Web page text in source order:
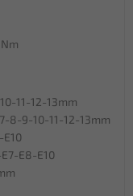
11-12-13mm
8-9-10-11-12-13mm
E8-E10